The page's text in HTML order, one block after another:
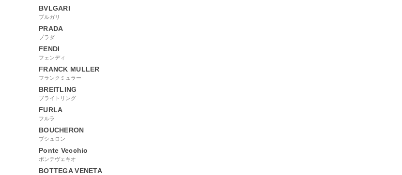
BVLGARI
ブルガリ
PRADA
プラダ
FENDI
フェンディ
FRANCK MULLER
フランクミュラー
BREITLING
ブライトリング
FURLA
フルラ
BOUCHERON
ブシュロン
Ponte Vecchio
ポンテヴェキオ
BOTTEGA VENETA